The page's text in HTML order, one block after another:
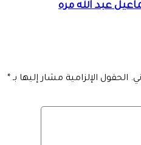
عبد الله مره
الحقول الإلزامية مشار إليها بـ *